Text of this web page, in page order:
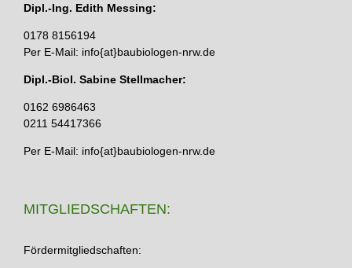
Dipl.-Ing. Edith Messing:
0178 8156194
Per E-Mail: info{at}baubiologen-nrw.de
Dipl.-Biol. Sabine Stellmacher:
0162 6986463
0211 54417366
Per E-Mail: info{at}baubiologen-nrw.de
MITGLIEDSCHAFTEN:
Fördermitgliedschaften: